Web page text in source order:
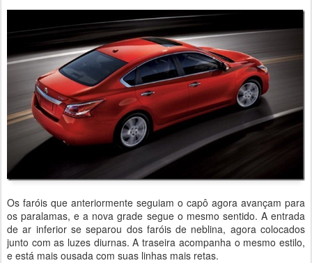
Os faróis que anteriormente seguiam o capô agora avançam para
os paralamas, e a nova grade segue o mesmo sentido. A entrada
de ar inferior se separou dos faróis de neblina, agora colocados
junto com as luzes diurnas. A traseira acompanha o mesmo estilo,
e está mais ousada com suas linhas mais retas.